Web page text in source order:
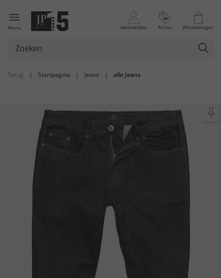
Menu Aanmelden Acties Winkelwagen
Terug | Startpagina | Jeans | alle Jeans